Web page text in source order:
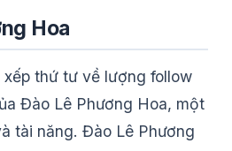
Hoa
thứ tư về lượng follow
Đào Lê Phương Hoa, một
tài năng. Đào Lê Phương